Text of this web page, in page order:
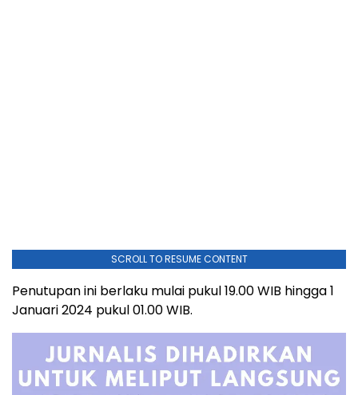
SCROLL TO RESUME CONTENT
Penutupan ini berlaku mulai pukul 19.00 WIB hingga 1
Januari 2024 pukul 01.00 WIB.